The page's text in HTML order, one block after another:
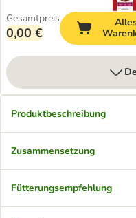
Gesamtpreis
0,00 €
Produktbeschreibung
Zusammensetzung
Fütterungsempfehlung